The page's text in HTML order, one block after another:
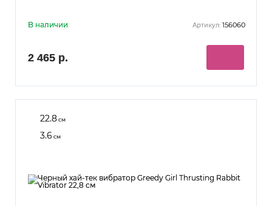
В наличии Артикул: 156060
2 465 р.
22.8см
3.6 см